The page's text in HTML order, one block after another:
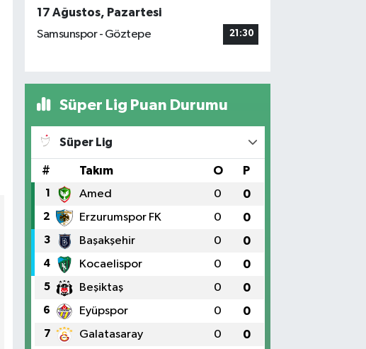
17 Ağustos, Pazartesi
Samsunspor - Göztepe
21:30
Süper Lig Puan Durumu
Süper Lig
# Takım O P
1 Amed 0 0
2 Erzurumspor FK 0 0
3 Başakşehir 0 0
4 Kocaelispor 0 0
5 Beşiktaş 0 0
6 Eyüpspor 0 0
7 Galatasaray 0 0